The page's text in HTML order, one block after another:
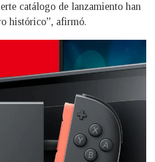
catálogo de lanzamiento han
histórico”, afirmó.